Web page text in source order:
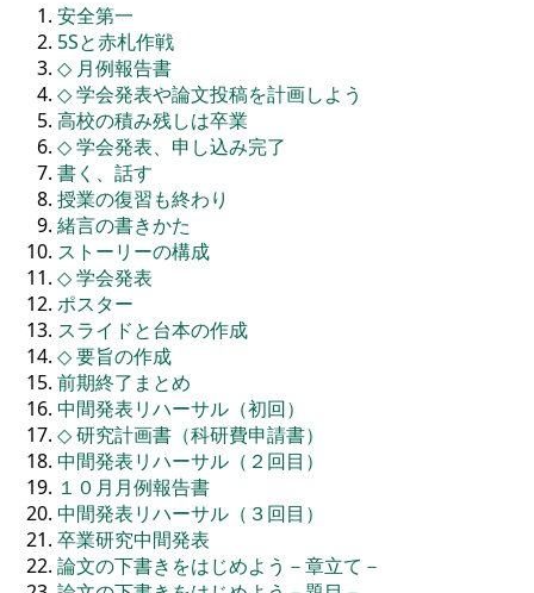
安全第一
5Sと赤札作戦
◇ 月例報告書
◇学会発表や論文投稿を計画しよう
高校の積み残しは卒業
◇学会発表、申し込み完了
書く、話す
授業の復習も終わり
緒言の書きかた
ストーリーの構成
◇学会発表
ポスター
スライドと台本の作成
◇要旨の作成
前期終了まとめ
中間発表リハーサル（初回）
◇研究計画書（科研費申請書）
中間発表リハーサル（２回目）
１０月月例報告書
中間発表リハーサル（３回目）
卒業研究中間発表
論文の下書きをはじめよう－章立て－